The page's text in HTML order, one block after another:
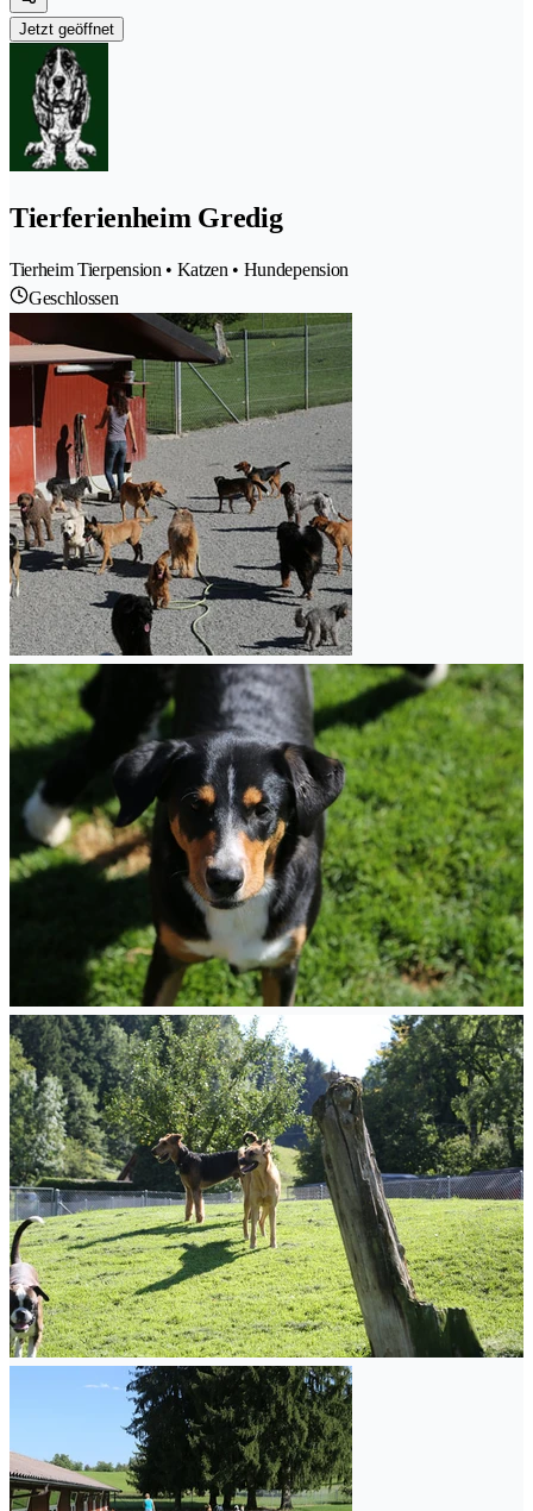
Jetzt geöffnet
Tierferienheim Gredig
Tierheim Tierpension • Katzen • Hundepension
Geschlossen